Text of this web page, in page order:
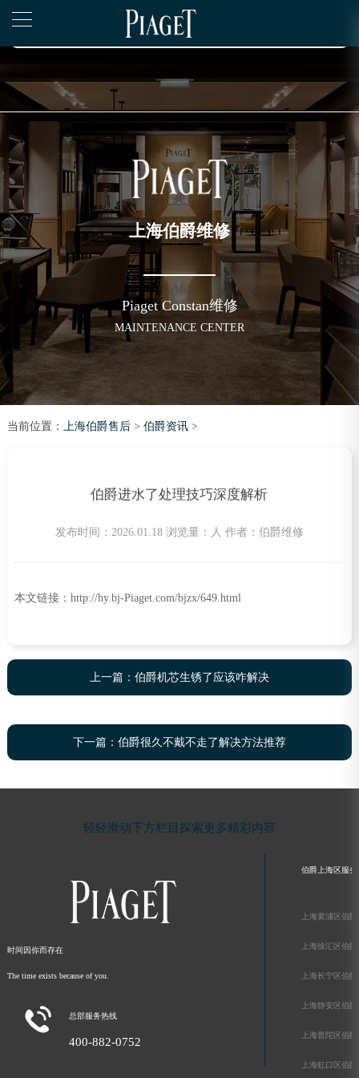
2026年6月伯爵上海市售后服务网络优化升级公告
2026年6月上海市伯爵官方售后客户服务热线：400-882-0752
上海市徐汇区虹桥路3号港汇中心写字楼2座37层3705室（需提前预约）
上海市黄浦区南京东路299号宏伊国际广场写字楼8层806室（需提前预约）
节假日正常营业！
上海伯爵维修
Piaget Constan维修
MAINTENANCE CENTER
当前位置： 上海伯爵售后> 伯爵资讯>
伯爵进水了处理技巧深度解析
发布时间：2026.01.18 浏览量： 人 作者：伯爵维修
本文链接：http://hy.bj-Piaget.com/bjzx/649.html
上一篇： 伯爵机芯生锈了应该咋解决
下一篇： 伯爵很久不戴不走了解决方法推荐
轻轻滑动下方栏目探索更多精彩内容
时间因你而存在
The time exists because of you.
 总部服务热线
400-882-0752
伯爵上海区服务
上海黄浦区伯
上海徐汇区伯
上海长宁区伯
上海静安区伯
上海普陀区伯
上海虹口区伯